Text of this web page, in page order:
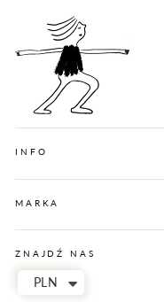
INFO
MARKA
ZNAJDŹ NAS
PLN